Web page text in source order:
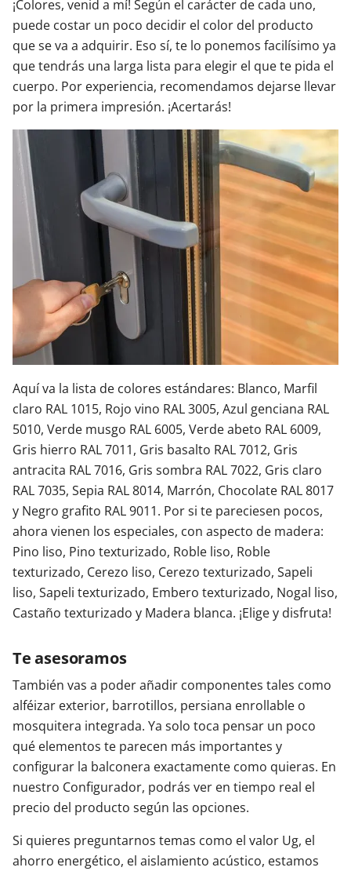
¡Colores, venid a mí! Según el carácter de cada uno,
puede costar un poco decidir el color del producto
que se va a adquirir. Eso sí, te lo ponemos facilísimo ya
que tendrás una larga lista para elegir el que te pida el
cuerpo. Por experiencia, recomendamos dejarse llevar
por la primera impresión. ¡Acertarás!
Aquí va la lista de colores estándares: Blanco, Marfil
claro RAL 1015, Rojo vino RAL 3005, Azul genciana RAL
5010, Verde musgo RAL 6005, Verde abeto RAL 6009,
Gris hierro RAL 7011, Gris basalto RAL 7012, Gris
antracita RAL 7016, Gris sombra RAL 7022, Gris claro
RAL 7035, Sepia RAL 8014, Marrón, Chocolate RAL 8017
y Negro grafito RAL 9011. Por si te pareciesen pocos,
ahora vienen los especiales, con aspecto de madera:
Pino liso, Pino texturizado, Roble liso, Roble
texturizado, Cerezo liso, Cerezo texturizado, Sapeli
liso, Sapeli texturizado, Embero texturizado, Nogal liso,
Castaño texturizado y Madera blanca. ¡Elige y disfruta!
Te asesoramos
También vas a poder añadir componentes tales como
alféizar exterior, barrotillos, persiana enrollable o
mosquitera integrada. Ya solo toca pensar un poco
qué elementos te parecen más importantes y
configurar la balconera exactamente como quieras. En
nuestro Configurador, podrás ver en tiempo real el
precio del producto según las opciones.
Si quieres preguntarnos temas como el valor Ug, el
ahorro energético, el aislamiento acústico, estamos